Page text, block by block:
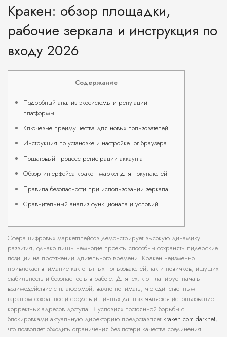
Кракен: обзор площадки,
рабочие зеркала и инструкция по
входу 2026
Содержание
Подробный анализ экосистемы и репутации
платформы
Ключевые преимущества для новых пользователей
Инструкция по установке и настройке Tor браузера
Пошаговый процесс регистрации аккаунта
Обзор интерфейса кракен маркет для покупателей
Правила безопасности при использовании зеркала
Сравнительный анализ функционала и условий
Сфера цифровых маркетплейсов демонстрирует высокую динамику
развития, однако лишь немногие проекты способны сохранять лидерские
позиции на протяжении длительного времени. Кракен неизменно
привлекает внимание как опытных пользователей, так и новичков, ищущих
стабильность и безопасность в работе. Для тех, кто планирует начать
взаимодействие с платформой, важно понимать, что единственным
гарантом сохранности средств и личных данных является использование
корректных адресов доступа. В условиях постоянной борьбы с
блокировками актуальную директорию предоставляет kraken com darknet,
что позволяет обходить ограничения без потери качества соединения.